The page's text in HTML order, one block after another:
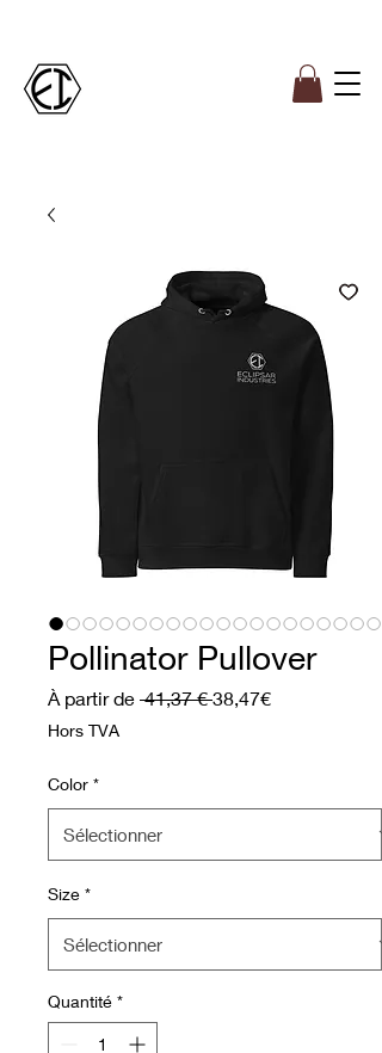
Pollinator Pullover
À partir de 41,37 € Prix original
38,47€Prix
Hors TVA
Color *
Size *
Quantité *